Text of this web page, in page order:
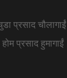
प्रसाद चौलागाईं
होम प्रसाद हुमागाईं